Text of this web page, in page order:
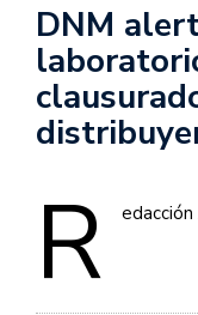
DNM
R edacción